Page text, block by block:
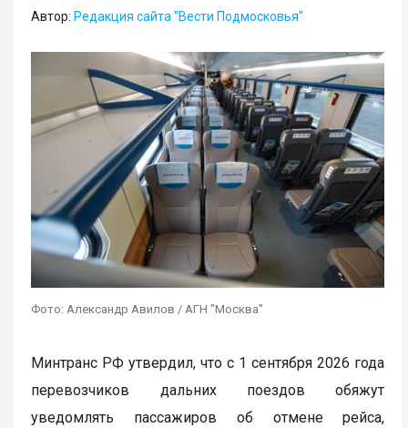
Автор: Редакция сайта "Вести Подмосковья"
Фото: Александр Авилов / АГН "Москва"
Минтранс РФ утвердил, что с 1 сентября 2026 года
перевозчиков дальних поездов обяжут
уведомлять пассажиров об отмене рейса,